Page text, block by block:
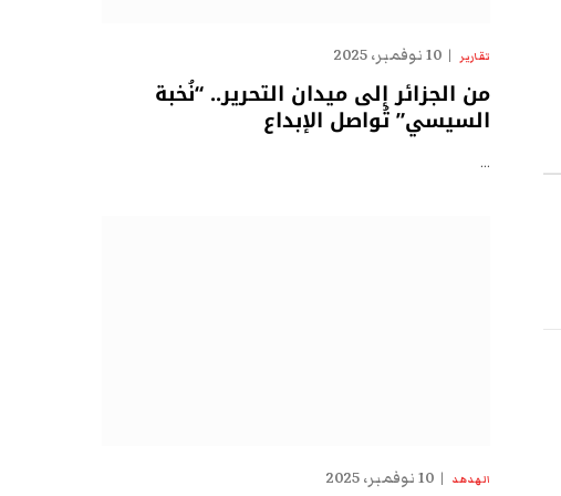
تقارير 10 نوفمبر، 2025
من الجزائر إلى ميدان التحرير.. “نُخبة
السيسي” تُواصل الإبداع
…
الهدهد 10 نوفمبر، 2025